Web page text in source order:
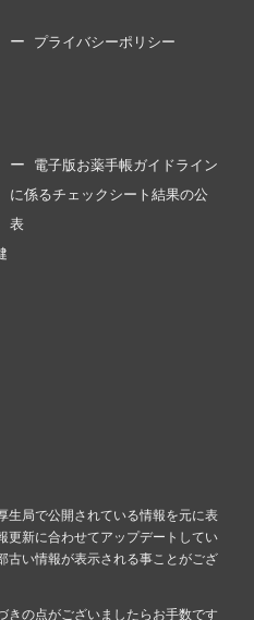
プライバシーポリシー
電子版お薬手帳ガイドライン
に係るチェックシート結果の公
表
生局で公開されている情報を元に表
更新に合わせてアップデートしてい
古い情報が表示される事ことがござ
きの点がございましたらお手数です